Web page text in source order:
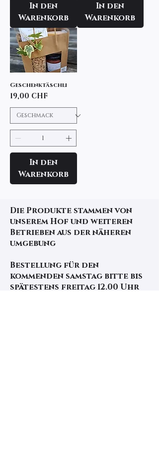
In den
Warenkorb
In den
Warenkorb
Geschenktäschli
Preis
19,00 CHF
In den
Warenkorb
Die Produkte stammen von
unserem Hof und weiteren
Betrieben aus der näheren
umgebung
Bestellung für den
kommenden samstag bitte bis
spätestens freitag 12.00 Uhr